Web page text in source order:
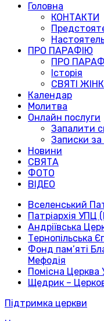
Головна
КОНТАКТИ
ПРО ПАРАФІЮ
ПРО
Історія
СВЯТІ
Календар
Молитва
Онлайн послуги
Запалити
Записки за
Новини
СВЯТА
ФОТО
ВІДЕО
Вселенський
Патріархія УПЦ
Андріївська
Тернопільська
Фонд пам’яті
Мефодія
Помісна Церква
Щедрик –
Підтримка церкви